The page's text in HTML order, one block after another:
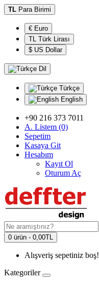
TL Para Birimi
€ Euro
TL Türk Lirası
$ US Dollar
Dil
Türkçe
English
+90 216 373 7011
A. Listem (0)
Sepetim
Kasaya Git
Hesabım
Kayıt Ol
Oturum Aç
0 ürün - 0,00TL
Alışveriş sepetiniz boş!
Kategoriler